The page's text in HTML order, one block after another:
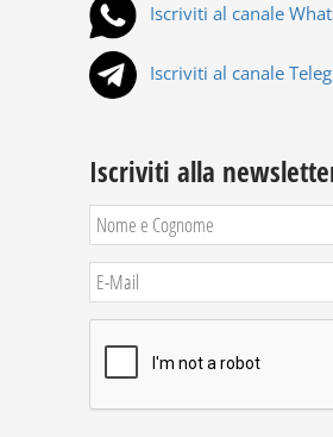
Iscriviti al canale
Iscriviti al canale
Iscriviti alla